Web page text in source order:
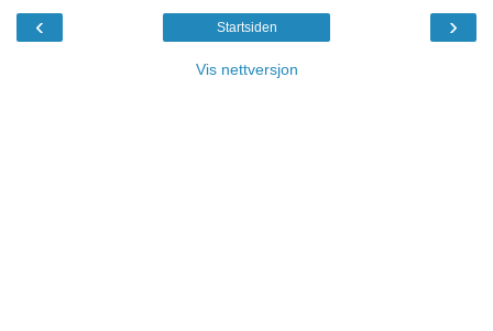
‹ ›
Startsiden
Vis nettversjon